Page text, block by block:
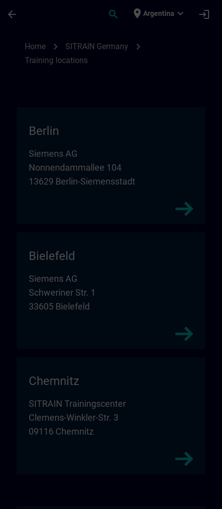
arrow_back search place Argentina expand_more login
Home chevron_right SITRAIN Germany chevron_right
Training locations
Berlin
Siemens AG
Nonnendammallee 104
13629 Berlin-Siemensstadt
Bielefeld
Siemens AG
Schweriner Str. 1
33605 Bielefeld
Chemnitz
SITRAIN Trainingscenter
Clemens-Winkler-Str. 3
09116 Chemnitz